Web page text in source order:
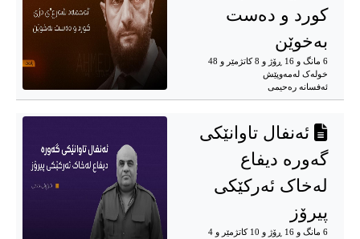
کورد و دەست
بەخوێن
6 مانگ و 16 ڕۆژ و 8 کاتژمێر و 48
خوله‌ک له‌مه‌وپێش‌
ئەفسانە رەحیمی
ئەنفال تاوانێکی
گەورە دیفاع
لەخاک ئەرکێکی
پیرۆز
6 مانگ و 16 ڕۆژ و 10 کاتژمێر و 4